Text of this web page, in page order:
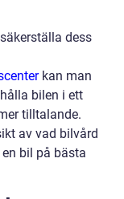
dess
kan man
bilen i ett
tilltalande.
av vad bilvård
bil på bästa